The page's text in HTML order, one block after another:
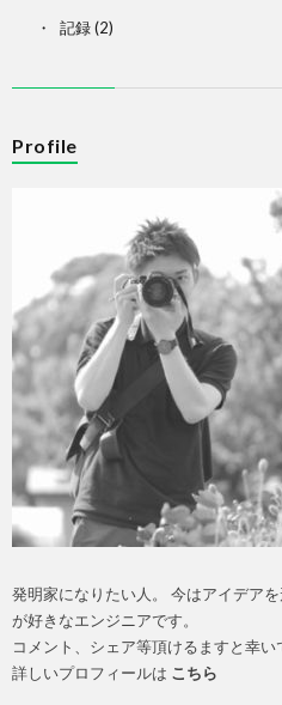
記録(2)
Profile
発明家になりたい人。 今はアイデア
が好きなエンジニアです。
コメント、シェア等頂けるますと幸い
詳しいプロフィールは こちら